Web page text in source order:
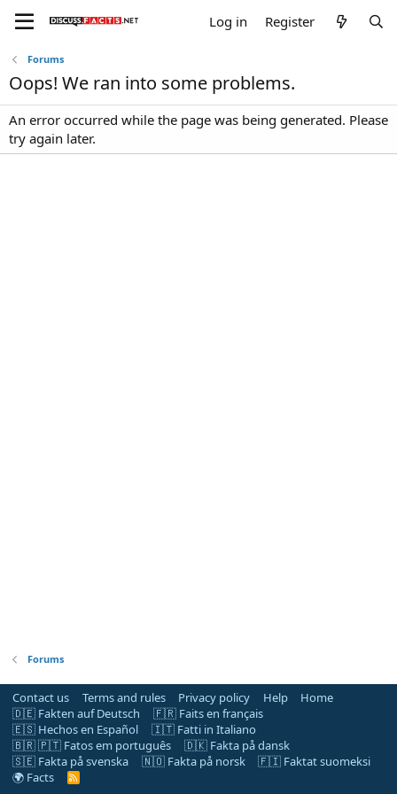
Log in Register
Forums
Oops! We ran into some problems.
An error occurred while the page was being generated. Please
try again later.
Forums
Contact us Terms and rules Privacy policy Help
Home
🇩🇪 Fakten auf Deutsch
🇫🇷 Faits en français
🇪🇸 Hechos en Español
🇮🇹 Fatti in Italiano
🇧🇷 🇵🇹 Fatos em português
🇩🇰 Fakta på dansk
🇸🇪 Fakta på svenska
🇳🇴 Fakta på norsk
🇫🇮 Faktat suomeksi
🌍 Facts
R